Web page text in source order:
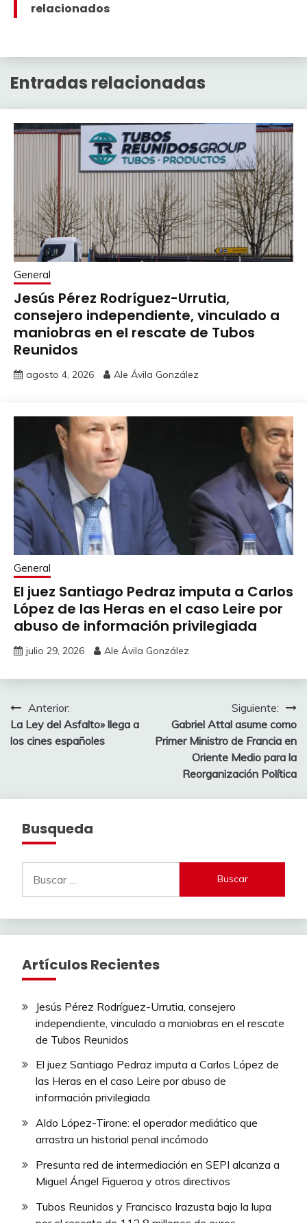
relacionados
Entradas relacionadas
General
Jesús Pérez Rodríguez-Urrutia,
consejero independiente, vinculado a
maniobras en el rescate de Tubos
Reunidos
agosto 4, 2026 Ale Ávila González
General
El juez Santiago Pedraz imputa a Carlos
López de las Heras en el caso Leire por
abuso de información privilegiada
julio 29, 2026 Ale Ávila González
Navegación
de
Anterior:
La Ley del Asfalto» llega a
los cines españoles
Siguiente:
Gabriel Attal asume como
Primer Ministro de Francia en
Oriente Medio para la
Reorganización Política
Busqueda
Artículos Recientes
Jesús Pérez Rodríguez-Urrutia, consejero
independiente, vinculado a maniobras en el rescate
de Tubos Reunidos
El juez Santiago Pedraz imputa a Carlos López de
las Heras en el caso Leire por abuso de
información privilegiada
Aldo López-Tirone: el operador mediático que
arrastra un historial penal incómodo
Presunta red de intermediación en SEPI alcanza a
Miguel Ángel Figueroa y otros directivos
Tubos Reunidos y Francisco Irazusta bajo la lupa